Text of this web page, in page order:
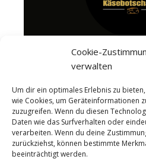
Cookie-
verwalten
Um dir ein optimales Erlebnis zu
wie Cookies, um Geräteinformationen
zuzugreifen. Wenn du diesen
Daten wie das Surfverhalten oder
verarbeiten. Wenn du deine
zurückziehst, können bestimmte
beeinträchtigt werden.